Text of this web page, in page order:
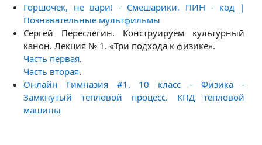
Горшочек, не вари! - Смешарики. ПИН - код |
Познавательные мультфильмы
Сергей Переслегин. Конструируем культурный
канон. Лекция № 1. «Три подхода к физике».
Часть первая.
Часть вторая.
Онлайн Гимназия #1. 10 класс - Физика -
Замкнутый тепловой процесс. КПД тепловой
машины